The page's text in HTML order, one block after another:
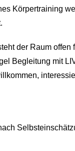
Körpertraining
der Raum offen
Begleitung mit